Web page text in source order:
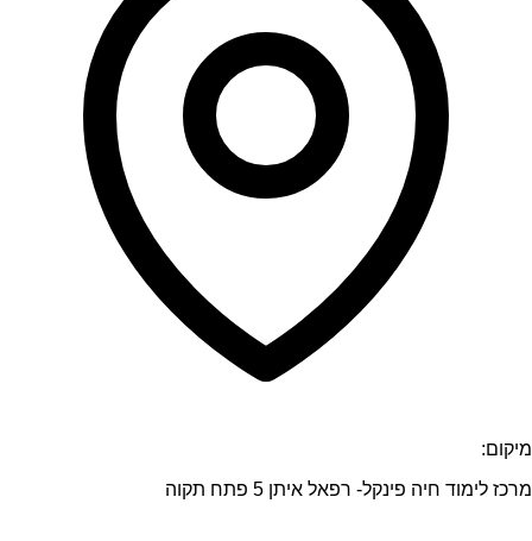
מיקום:
מרכז לימוד חיה פינקל- רפאל איתן 5 פתח תקוה